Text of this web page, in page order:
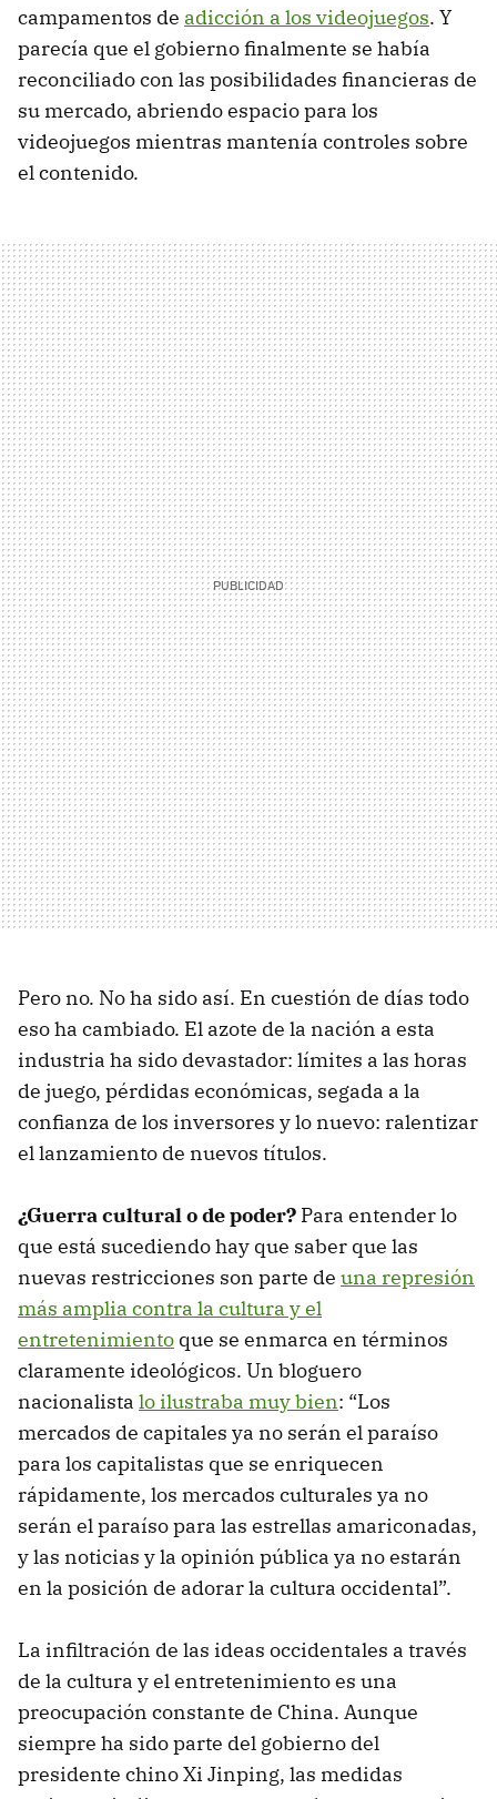
campamentos de adicción a los videojuegos. Y
parecía que el gobierno finalmente se había
reconciliado con las posibilidades financieras de
su mercado, abriendo espacio para los
videojuegos mientras mantenía controles sobre
el contenido.
Pero no. No ha sido así. En cuestión de días todo
eso ha cambiado. El azote de la nación a esta
industria ha sido devastador: límites a las horas
de juego, pérdidas económicas, segada a la
confianza de los inversores y lo nuevo: ralentizar
el lanzamiento de nuevos títulos.
¿Guerra cultural o de poder? Para entender lo
que está sucediendo hay que saber que las
nuevas restricciones son parte de una represión
más amplia contra la cultura y el
entretenimiento que se enmarca en términos
claramente ideológicos. Un bloguero
nacionalista lo ilustraba muy bien: “Los
mercados de capitales ya no serán el paraíso
para los capitalistas que se enriquecen
rápidamente, los mercados culturales ya no
serán el paraíso para las estrellas amariconadas,
y las noticias y la opinión pública ya no estarán
en la posición de adorar la cultura occidental”.
La infiltración de las ideas occidentales a través
de la cultura y el entretenimiento es una
preocupación constante de China. Aunque
siempre ha sido parte del gobierno del
presidente chino Xi Jinping, las medidas